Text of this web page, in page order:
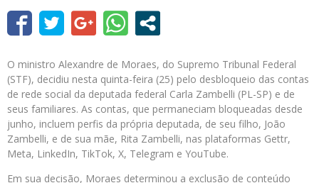
O ministro Alexandre de Moraes, do Supremo Tribunal Federal
(STF), decidiu nesta quinta-feira (25) pelo desbloqueio das contas
de rede social da deputada federal Carla Zambelli (PL-SP) e de
seus familiares. As contas, que permaneciam bloqueadas desde
junho, incluem perfis da própria deputada, de seu filho, João
Zambelli, e de sua mãe, Rita Zambelli, nas plataformas Gettr,
Meta, LinkedIn, TikTok, X, Telegram e YouTube.
Em sua decisão, Moraes determinou a exclusão de conteúdo